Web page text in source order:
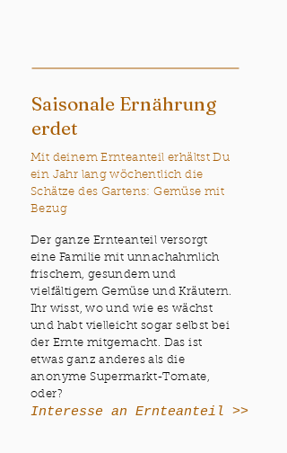
Saisonale Ernährung
erdet
Mit deinem Ernteanteil erhältst Du
ein Jahr lang wöchentlich die
Schätze des Gartens: Gemüse mit
Bezug
Der ganze Ernteanteil versorgt
eine Familie mit unnachahmlich
frischem, gesundem und
vielfältigem Gemüse und Kräutern.
Ihr wisst, wo und wie es wächst
und habt vielleicht sogar selbst bei
der Ernte mitgemacht. Das ist
etwas ganz anderes als die
anonyme Supermarkt-Tomate,
oder?
Interesse an Ernteanteil >>